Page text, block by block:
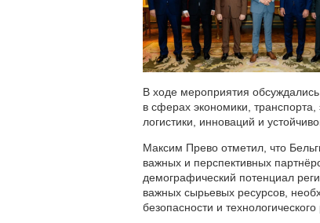
В ходе мероприятия
в сферах экономики,
логистики, инноваций и
Максим Прево отметил, что
важных и перспективных
демографический потенциал
важных сырьевых ресурсов,
безопасности и технологического